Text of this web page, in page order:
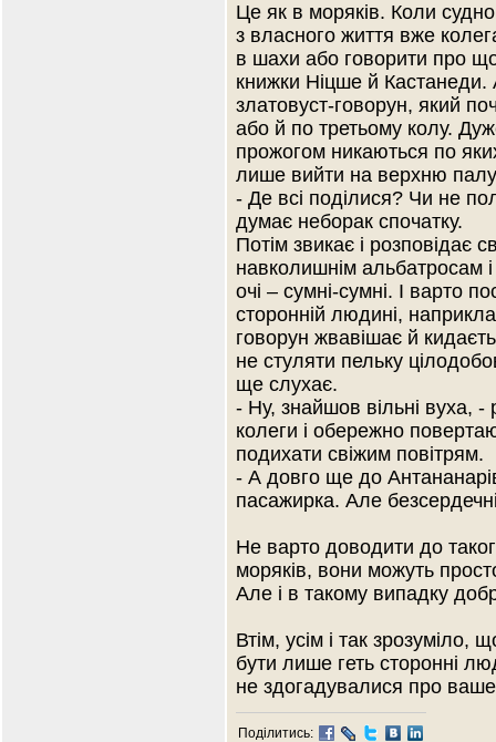
Це як в моряків. Коли судно
з власного життя вже
в шахи або говорити про
книжки Ніцше й Кастанеди.
златовуст-говорун, який
або й по третьому колу.
прожогом никаються по
лише вийти на верхню
- Де всі поділися? Чи не
думає неборак спочатку.
Потім звикає і розповідає
навколишнім альбатросам і
очі – сумні-сумні. І варто
сторонній людині,
говорун жвавішає й
не стуляти пельку
ще слухає.
- Ну, знайшов вільні вуха, -
колеги і обережно
подихати свіжим повітрям.
- А довго ще до
пасажирка. Але
Не варто доводити до
моряків, вони можуть
Але і в такому випадку
Втім, усім і так зрозуміло,
бути лише геть сторонні
не здогадувалися про
Поділитись: